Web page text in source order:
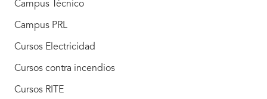
Campus Técnico
Campus PRL
Cursos Electricidad
Cursos contra incendios
Cursos RITE